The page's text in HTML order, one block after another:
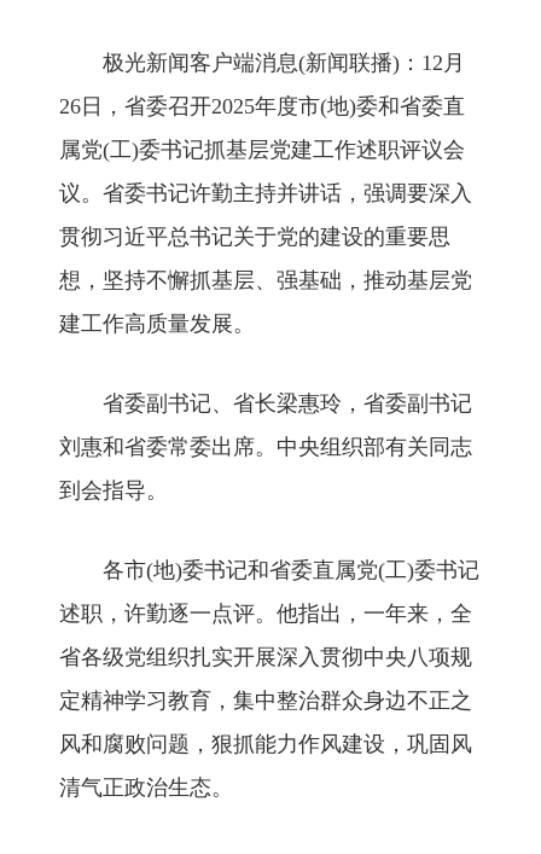
极光新闻客户端消息(新闻联播)：12月
26日，省委召开2025年度市(地)委和省委直
属党(工)委书记抓基层党建工作述职评议会
议。省委书记许勤主持并讲话，强调要深入
贯彻习近平总书记关于党的建设的重要思
想，坚持不懈抓基层、强基础，推动基层党
建工作高质量发展。
省委副书记、省长梁惠玲，省委副书记
刘惠和省委常委出席。中央组织部有关同志
到会指导。
各市(地)委书记和省委直属党(工)委书记
述职，许勤逐一点评。他指出，一年来，全
省各级党组织扎实开展深入贯彻中央八项规
定精神学习教育，集中整治群众身边不正之
风和腐败问题，狠抓能力作风建设，巩固风
清气正政治生态。